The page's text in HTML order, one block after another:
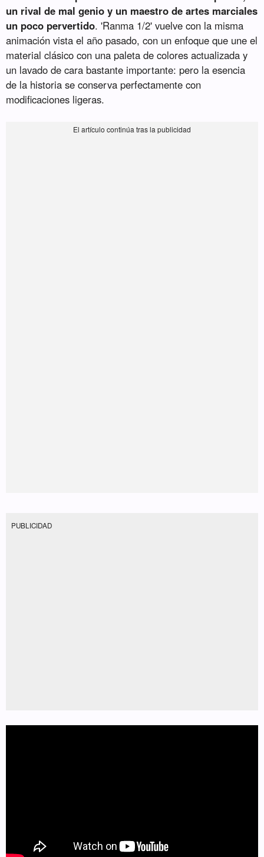
un rival de mal genio y un maestro de artes marciales
un poco pervertido. 'Ranma 1/2' vuelve con la misma
animación vista el año pasado, con un enfoque que une el
material clásico con una paleta de colores actualizada y
un lavado de cara bastante importante: pero la esencia
de la historia se conserva perfectamente con
modificaciones ligeras.
PUBLICIDAD